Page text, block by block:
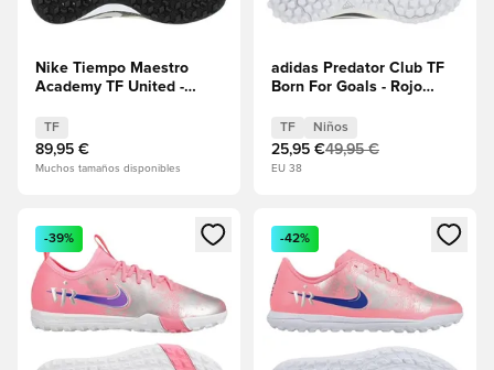
Nike Tiempo Maestro
Academy TF United -
metalizada/Burgundy
Crush
TF
89,95 €
Muchos tamaños disponibles
adidas Predator Club TF
Born For Goals - Rojo
Black/Calzado blanco
Niños
TF Niños
25,95 €49,95 €
EU 38
Abre un modal para iniciar sesión o registrarse como
-39%
Abre un modal para iniciar
-42%